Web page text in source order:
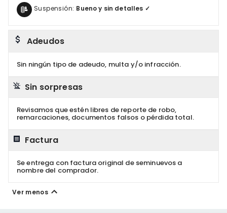
Suspensión: Bueno y sin detalles ✓
Adeudos
Sin ningún tipo de adeudo, multa y/o infracción.
Sin sorpresas
Revisamos que estén libres de reporte de robo,
remarcaciones, documentos falsos o pérdida total.
Factura
Se entrega con factura original de seminuevos a
nombre del comprador.
Ver menos